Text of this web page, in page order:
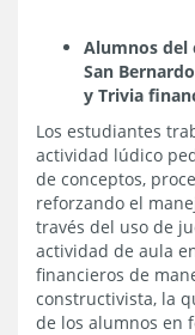
Alumnos del
San
y Trivia
Los estudiantes
actividad lúdico
de conceptos,
reforzando el
través del uso de
actividad de aula
financieros de
constructivista, la
de los alumnos en